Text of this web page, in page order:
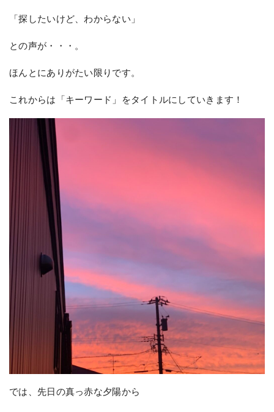
「探したいけど、わからない」
との声が・・・。
ほんとにありがたい限りです。
これからは「キーワード」をタイトルにしていきます！
では、先日の真っ赤な夕陽から